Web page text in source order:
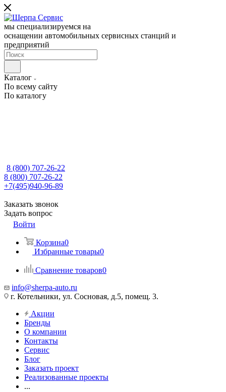
мы специализируемся на
оснащении автомобильных сервисных станций и
предприятий
Каталог
По всему сайту
По каталогу
8 (800) 707-26-22
8 (800) 707-26-22
+7(495)940-96-89
Заказать звонок
Задать вопрос
Войти
Корзина0
Избранные товары0
Сравнение товаров0
info@sherpa-auto.ru
г. Котельники, ул. Сосновая, д.5, помещ. 3.
Акции
Бренды
О компании
Контакты
Сервис
Блог
Заказать проект
Реализованные проекты
...